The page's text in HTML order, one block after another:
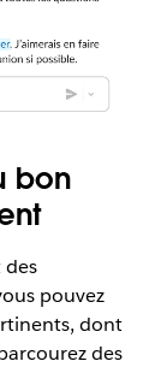
bon
des
pouvez
dont
des